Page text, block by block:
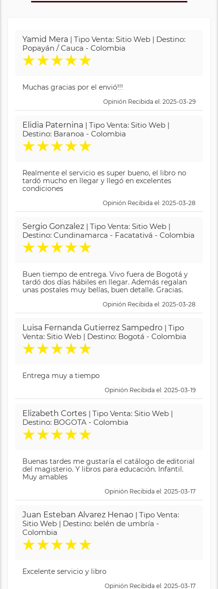
Yamid Mera | Tipo Venta: Sitio Web | Destino:
Popayán / Cauca - Colombia
★★★★★
Muchas gracias por el envió!!!
Opinión Recibida el: 2025-03-29
Elidia Paternina | Tipo Venta: Sitio Web |
Destino: Baranoa - Colombia
★★★★★
Realmente el servicio es super bueno, el libro no
tardó mucho en llegar y llegó en excelentes
condiciones
Opinión Recibida el: 2025-03-28
Sergio Gonzalez | Tipo Venta: Sitio Web |
Destino: Cundinamarca - Facatativá - Colombia
★★★★★
Buen tiempo de entrega. Vivo fuera de Bogotá y
tardó dos días hábiles en llegar. Además regalan
unas postales muy bellas, buen detalle. Gracias.
Opinión Recibida el: 2025-03-28
Luisa Fernanda Gutierrez Sampedro | Tipo
Venta: Sitio Web | Destino: Bogotá - Colombia
★★★★★
Entrega muy a tiempo
Opinión Recibida el: 2025-03-19
Elizabeth Cortes | Tipo Venta: Sitio Web |
Destino: BOGOTA - Colombia
★★★★★
Buenas tardes me gustaría el catálogo de editorial
del magisterio. Y libros para educación. Infantil.
Muy amables
Opinión Recibida el: 2025-03-17
Juan Esteban Alvarez Henao | Tipo Venta:
Sitio Web | Destino: belén de umbría -
Colombia
★★★★★
Excelente servicio y libro
Opinión Recibida el: 2025-03-17